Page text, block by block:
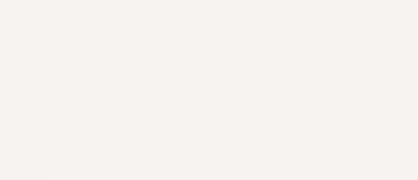
c. 394
607
XXII, c. 430
428